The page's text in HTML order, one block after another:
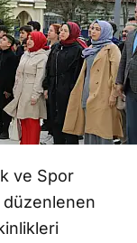
ve Spor
düzenlenen